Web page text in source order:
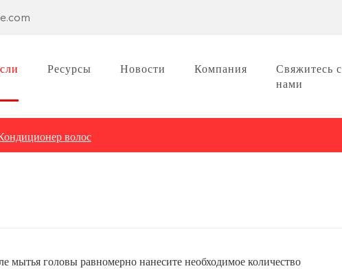
Ресурсы Новости Компания
Свяжитесь с
нами
волос
головы равномерно нанесите необходимое количество